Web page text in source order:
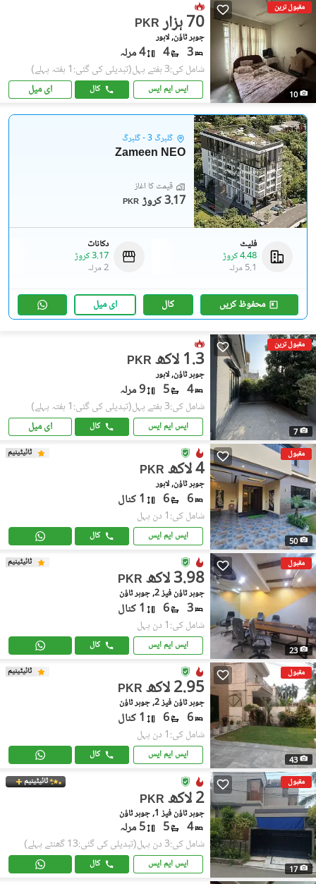
مقبول ترین
10
PKR 70 ہزار
جوہر ٹاؤن, لاہور
3
4 4 مرلہ
شامل کی:3 ہفتے پہل (تبدیلی کی گئی:1 ہفتہ پہلے)
ایس ایم ایس کال ای میل
گلبرگ 3 - گلبرگ
Zameen NEO
قیمت کا آغاز
PKR 3.17 کروڑ
فلیٹ
4.48 کروڑ
5.1 مرلہ
دکانات
3.17 کروڑ
2 مرلہ
محفوظ کریں کال ای میل
مقبول ترین
7
PKR 1.3 لاکھ
جوہر ٹاؤن, لاہور
4
5 9 مرلہ
شامل کی:3 ہفتے پہل (تبدیلی کی گئی:1 ہفتہ پہلے)
ایس ایم ایس کال ای میل
مقبول
50
ٹائیٹینیم
PKR 4 لاکھ
جوہر ٹاؤن, لاہور
6
6 1 کنال
شامل کی:1 دن پہل
ایس ایم ایس کال
مقبول
23
ٹائیٹینیم
PKR 3.98 لاکھ
جوہر ٹاؤن فیز 2, جوہر ٹاؤن
3
6 1 کنال
شامل کی:1 دن پہل
ایس ایم ایس کال
مقبول
43
ٹائیٹینیم
PKR 2.95 لاکھ
جوہر ٹاؤن فیز 2, جوہر ٹاؤن
6
6 1 کنال
شامل کی:1 دن پہل
ایس ایم ایس کال
مقبول
17
ٹائیٹینیم
PKR 2 لاکھ
جوہر ٹاؤن فیز 1, جوہر ٹاؤن
4
5 5 مرلہ
شامل کی:3 دن پہل (تبدیلی کی گئی:13 گھنٹے پہلے)
ایس ایم ایس کال